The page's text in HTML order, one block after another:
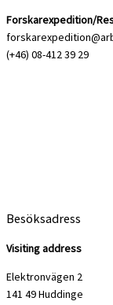
Forskarexpedition/
(+46) 08-412 39 29
Besöksadress
Visiting address
Elektronvägen 2
141 49 Huddinge